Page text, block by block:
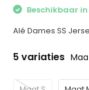
Beschikbaar
Alé Dames SS
5 variaties